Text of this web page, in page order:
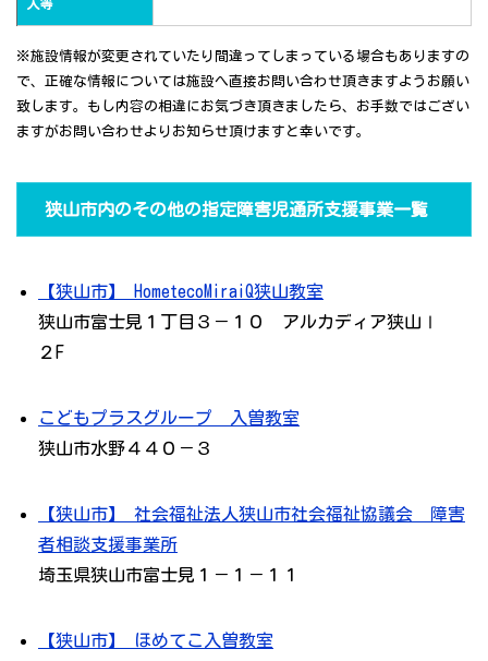
人等
※施設情報が変更されていたり間違ってしまっている場合もありますの
で、正確な情報については施設へ直接お問い合わせ頂きますようお願い
致します。もし内容の相違にお気づき頂きましたら、お手数ではござい
ますがお問い合わせよりお知らせ頂けますと幸いです。
狭山市内のその他の指定障害児通所支援事業一覧
【狭山市】 HometecoMiraiQ狭山教室
狭山市富士見１丁目３－１０ アルカディア狭山Ⅰ
２F
こどもプラスグループ 入曽教室
狭山市水野４４０－３
【狭山市】 社会福祉法人狭山市社会福祉協議会 障害
者相談支援事業所
埼玉県狭山市富士見１－１－１１
【狭山市】 ほめてこ入曽教室